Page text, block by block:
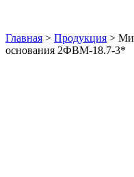
Главная > Продукция >
основания 2ФВМ-18.7-3*